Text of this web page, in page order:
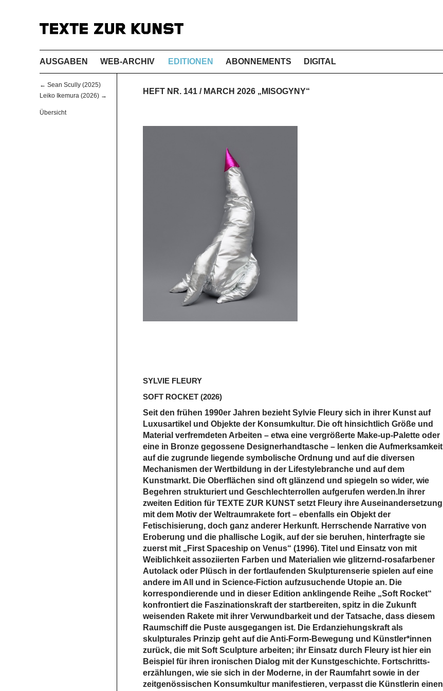
AUSGABEN WEB-ARCHIV EDITIONEN ABONNEMENTS DIGITAL
← Sean Scully (2025)
Leiko Ikemura (2026) →
Übersicht
HEFT NR. 141 / MARCH 2026 „MISOGYNY“
SYLVIE FLEURY
SOFT ROCKET (2026)
Seit den frühen 1990er Jahren bezieht Sylvie Fleury sich in ihrer Kunst auf
Luxusartikel und Objekte der Konsumkultur. Die oft hinsichtlich Größe und
Material ­verfremdeten Arbeiten – etwa eine vergrößerte Make-up-Palette oder
eine in Bronze ­gegossene ­Designerhandtasche – lenken die Aufmerksamkeit
auf die zugrunde ­liegende ­symbolische Ordnung und auf die diversen
Mechanismen der Wertbildung in der Lifestyle­branche und auf dem
Kunstmarkt. Die Oberflächen sind oft glänzend und ­spiegeln so wider, wie
Begehren strukturiert und Geschlechterrollen aufgerufen werden.In ihrer
zweiten Edition für TEXTE ZUR KUNST setzt Fleury ihre Auseinandersetzung
mit dem Motiv der Weltraumrakete fort – ebenfalls ein Objekt der
Fetischisierung, doch ganz anderer Herkunft. Herrschende Narrative von
Eroberung und die ­phallische Logik, auf der sie beruhen, hinterfragte sie
zuerst mit „First Spaceship on Venus“ (1996). Titel und Einsatz von mit
Weiblichkeit assoziierten Farben und Materialien wie glitzernd-rosafarbener
Autolack oder Plüsch in der fortlaufenden Skulpturenserie spielen auf eine
andere im All und in Science-Fiction aufzusuchende Utopie an. Die
korrespondierende und in dieser Edition anklingende Reihe „Soft Rocket“
konfrontiert die Faszinationskraft der startbereiten, spitz in die Zukunft
weisenden Rakete mit ihrer Verwundbarkeit und der Tatsache, dass diesem
Raumschiff die Puste ­ausgegangen ist. Die Erdanziehungskraft als
skulpturales Prinzip geht auf die Anti-Form-­Bewegung und Künstler*innen
zurück, die mit Soft Sculpture arbeiten; ihr Einsatz durch Fleury ist hier ein
Beispiel für ihren ironischen Dialog mit der Kunstgeschichte. Fortschritts­
erzählungen, wie sie sich in der Moderne, in der Raumfahrt sowie in der
zeitgenössischen ­Konsumkultur manifestieren, verpasst die Künstlerin einen